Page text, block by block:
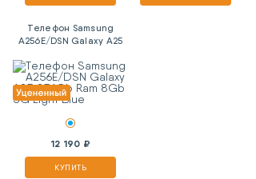
Телефон Samsung
A256E/DSN Galaxy A25
Light Blue
12 190 ₽
КУПИТЬ